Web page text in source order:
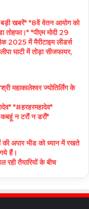
खबरें* *8वें वेतन आयोग को
तोहफा।* *पीएम मोदी 29
2025 में मैरीटाइम लीडर्स
घाटी में तोड़ा सीजफायर,
महाकालेश्वर ज्योतिर्लिंग के
*#हरहरमहादेव*
न टरौं न डरौं*
अपार भीड को ध्यान में रखते
हैं।
तैयारियों के बीच